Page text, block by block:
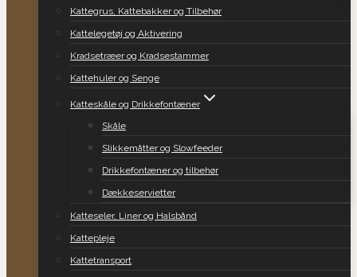
Kattegrus, Kattebakker og Tilbehør
Kattelegetøj og Aktivering
Kradsetræer og Kradsestammer
Kattehuler og Senge
Katteskåle og Drikkefontæner
Skåle
Slikkemåtter og Slowfeeder
Drikkefontæner og tilbehør
Dækkeservietter
Katteseler, Liner og Halsbånd
Kattepleje
Kattetransport